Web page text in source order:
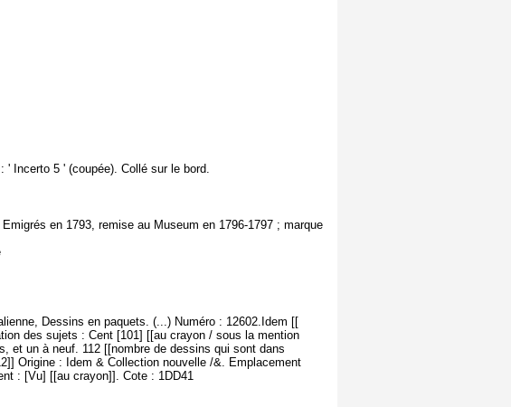
' Incerto 5 ' (coupée). Collé sur le bord.
en 1793, remise au Museum en 1796-1797 ; marque
Dessins en paquets. (...) Numéro : 12602.Idem [[
des sujets : Cent [101] [[au crayon / sous la mention
et un à neuf. 112 [[nombre de dessins qui sont dans
Origine : Idem & Collection nouvelle /&. Emplacement
: [Vu] [[au crayon]]. Cote : 1DD41